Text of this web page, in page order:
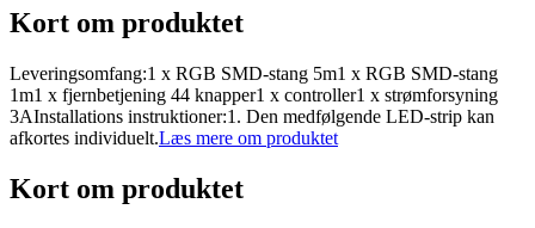
Kort om produktet
Leveringsomfang:1 x RGB SMD-stang 5m1 x RGB SMD-stang
1m1 x fjernbetjening 44 knapper1 x controller1 x strømforsyning
3AInstallations instruktioner:1. Den medfølgende LED-strip kan
afkortes individuelt.Læs mere om produktet
Kort om produktet